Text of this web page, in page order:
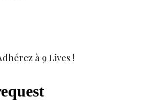
à 9 Lives !